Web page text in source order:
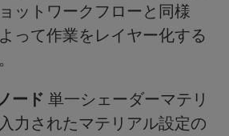
ットワークフローと同様
って作業をレイヤー化する
ード 単一シェーダーマテリ
力されたマテリアル設定の